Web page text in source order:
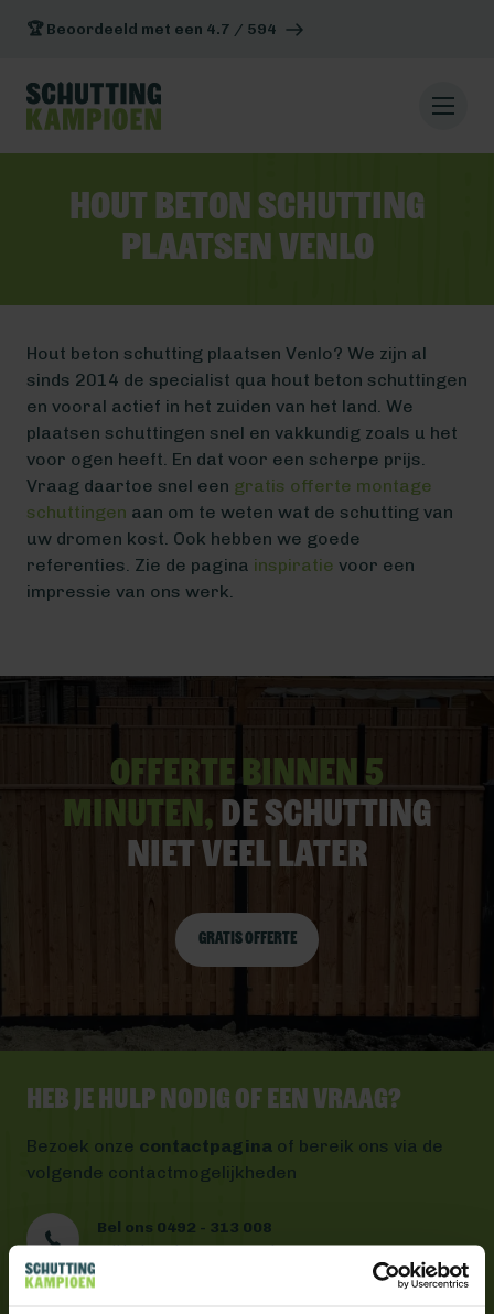
🏆 Beoordeeld met een 4.7 / 594
Hout beton schutting
plaatsen Venlo
Hout beton schutting plaatsen Venlo? We zijn al
sinds 2014 de specialist qua hout beton schuttingen
en vooral actief in het zuiden van het land. We
plaatsen schuttingen snel en vakkundig zoals u het
voor ogen heeft. En dat voor een scherpe prijs.
Vraag daartoe snel een gratis offerte montage
schuttingen aan om te weten wat de schutting van
uw dromen kost. Ook hebben we goede
referenties. Zie de pagina inspiratie voor een
impressie van ons werk.
Offerte binnen 5
minuten, De schutting
niet veel later
Gratis offerte
Heb je hulp nodig of een vraag?
Bezoek onze contactpagina of bereik ons via de
volgende contactmogelijkheden
Bel ons 0492 - 313 008
Wij helpen je graag verder